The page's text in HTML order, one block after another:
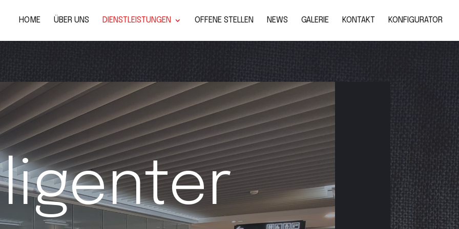
HOME ÜBER UNS DIENSTLEISTUNGEN OFFENE STELLEN NEWS GALERIE KONTAKT KONFIGURATOR